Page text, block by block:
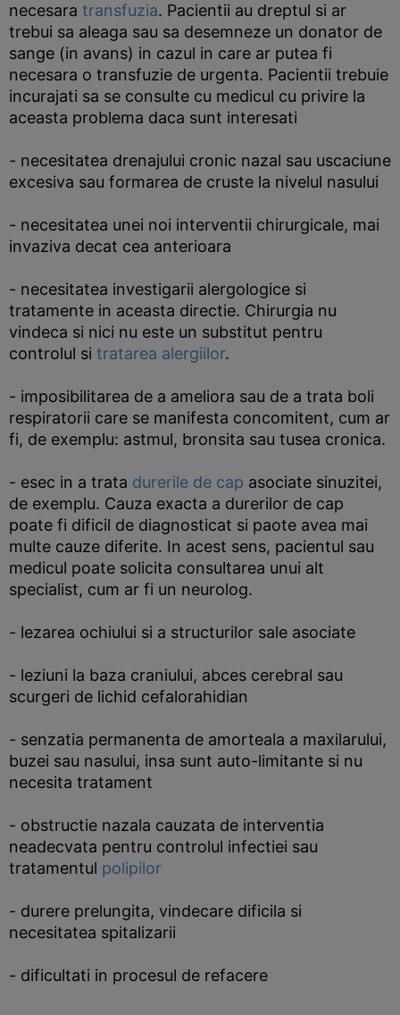
necesara transfuzia. Pacientii au dreptul si ar
trebui sa aleaga sau sa desemneze un donator de
sange (in avans) in cazul in care ar putea fi
necesara o transfuzie de urgenta. Pacientii trebuie
incurajati sa se consulte cu medicul cu privire la
aceasta problema daca sunt interesati
- necesitatea drenajului cronic nazal sau uscaciune
excesiva sau formarea de cruste la nivelul nasului
- necesitatea unei noi interventii chirurgicale, mai
invaziva decat cea anterioara
- necesitatea investigarii alergologice si
tratamente in aceasta directie. Chirurgia nu
vindeca si nici nu este un substitut pentru
controlul si tratarea alergiilor.
- imposibilitarea de a ameliora sau de a trata boli
respiratorii care se manifesta concomitent, cum ar
fi, de exemplu: astmul, bronsita sau tusea cronica.
- esec in a trata durerile de cap asociate sinuzitei,
de exemplu. Cauza exacta a durerilor de cap
poate fi dificil de diagnosticat si paote avea mai
multe cauze diferite. In acest sens, pacientul sau
medicul poate solicita consultarea unui alt
specialist, cum ar fi un neurolog.
- lezarea ochiului si a structurilor sale asociate
- leziuni la baza craniului, abces cerebral sau
scurgeri de lichid cefalorahidian
- senzatia permanenta de amorteala a maxilarului,
buzei sau nasului, insa sunt auto-limitante si nu
necesita tratament
- obstructie nazala cauzata de interventia
neadecvata pentru controlul infectiei sau
tratamentul polipilor
- durere prelungita, vindecare dificila si
necesitatea spitalizarii
- dificultati in procesul de refacere